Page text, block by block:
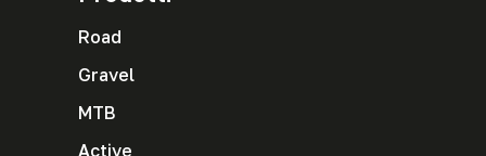
Road
Gravel
MTB
Active